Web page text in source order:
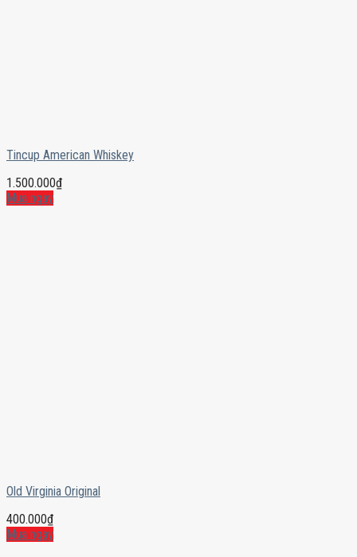
Tincup American Whiskey
1.500.000₫
Mua ngay
Old Virginia Original
400.000₫
Mua ngay